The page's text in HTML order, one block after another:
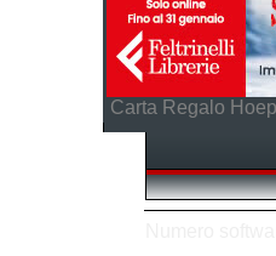
Carta Regalo